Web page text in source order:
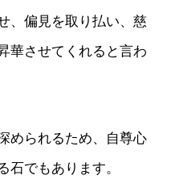
、偏見を取り払い、慈
華させてくれると言わ
められるため、自尊心
石でもあります。